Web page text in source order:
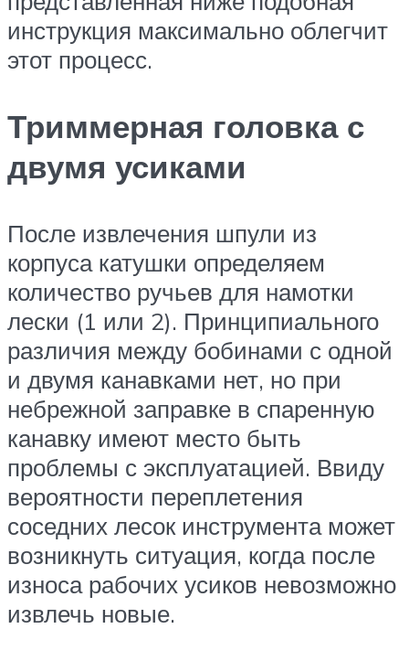
инструкция максимально облегчит
этот процесс.
Триммерная головка с
двумя усиками
После извлечения шпули из
корпуса катушки определяем
количество ручьев для намотки
лески (1 или 2). Принципиального
различия между бобинами с одной
и двумя канавками нет, но при
небрежной заправке в спаренную
канавку имеют место быть
проблемы с эксплуатацией. Ввиду
вероятности переплетения
соседних лесок инструмента может
возникнуть ситуация, когда после
износа рабочих усиков невозможно
извлечь новые.